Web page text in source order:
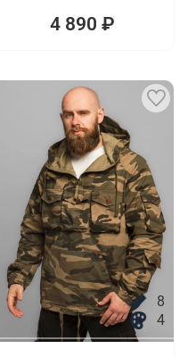
4 890 ₽
8
4